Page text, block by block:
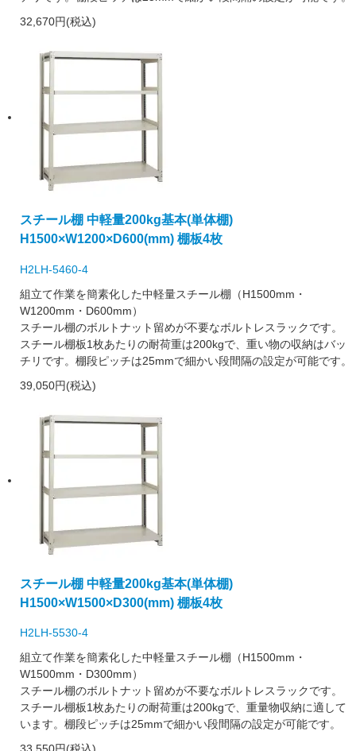
32,670円(税込)
スチール棚 中軽量200kg基本(単体棚)
H1500×W1200×D600(mm) 棚板4枚
H2LH-5460-4
組立て作業を簡素化した中軽量スチール棚（H1500mm・
W1200mm・D600mm）
スチール棚のボルトナット留めが不要なボルトレスラックです。
スチール棚板1枚あたりの耐荷重は200kgで、重い物の収納はバッ
チリです。棚段ピッチは25mmで細かい段間隔の設定が可能です。
39,050円(税込)
スチール棚 中軽量200kg基本(単体棚)
H1500×W1500×D300(mm) 棚板4枚
H2LH-5530-4
組立て作業を簡素化した中軽量スチール棚（H1500mm・
W1500mm・D300mm）
スチール棚のボルトナット留めが不要なボルトレスラックです。
スチール棚板1枚あたりの耐荷重は200kgで、重量物収納に適して
います。棚段ピッチは25mmで細かい段間隔の設定が可能です。